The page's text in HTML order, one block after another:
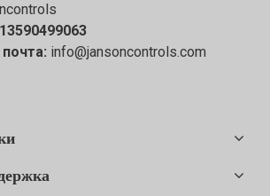
info@jansoncontrols.com